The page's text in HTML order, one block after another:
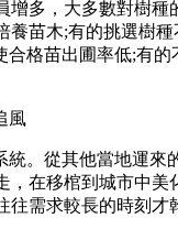
增多，大多數對樹
養苗木;有的挑選樹
合格苗出圃率低;有
風
。從其他當地運
，在移棺到城市中
需求較長的時刻才